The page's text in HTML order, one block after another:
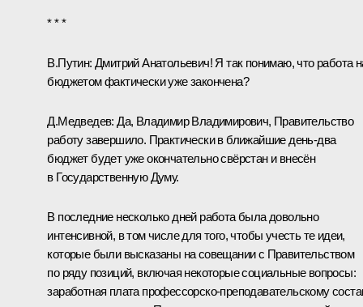
* * *
В.Путин: Дмитрий Анатольевич! Я так понимаю, что работа
бюджетом фактически уже закончена?
Д.Медведев: Да, Владимир Владимирович, Правительство
работу завершило. Практически в ближайшие день-два
бюджет будет уже окончательно свёрстан и внесён
в Государственную Думу.
В последние несколько дней работа была довольно
интенсивной, в том числе для того, чтобы учесть те идеи,
которые были высказаны на совещании с Правительством
по ряду позиций, включая некоторые социальные вопросы:
заработная плата профессорско-преподавательскому